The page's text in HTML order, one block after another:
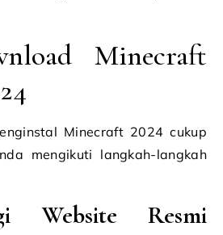
Minecraft
Minecraft 2024 cukup
mengikuti langkah-langkah
Website Resmi